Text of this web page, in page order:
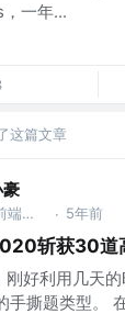
一年...
这篇文章
豪
公众号 | 前端时光屋 · 5年前
斩获30
刚好利用几天
手撕题类型。